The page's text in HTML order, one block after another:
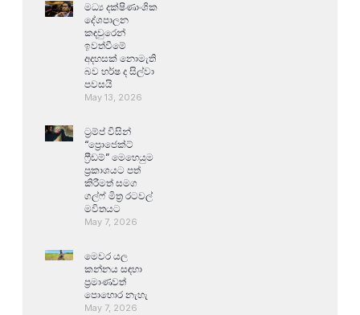
මධ්‍ය දක්ෂිණාංශික
දේශපාලන
කඳවුරෙන්
ඉවත්වීමේ
අදහසක් නොමැති
බව හර්ෂ ද සිල්වා
පවසයි
May 13, 2026
ට්‍රම්ප් විසින්
“ප්‍රොජෙක්ට්
ෆ්‍රීඩම්” මෙහෙයුම
ප්‍රකාශයට පත්
කිරීමත් සමග
ගල්ෆ් මිත්‍ර රටවල්
මවිතයට
May 7, 2026
මෙවර යල
කන්නය සඳහා
ප්‍රමාණවත්
පොහොර නැහැ
May 7, 2026